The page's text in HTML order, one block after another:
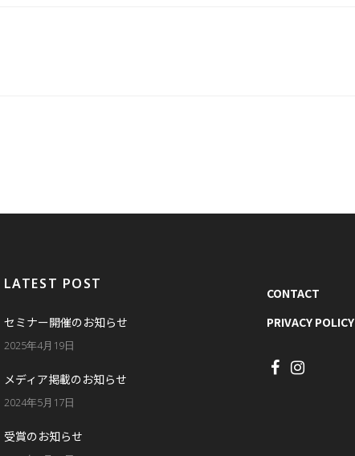
LATEST POST
セミナー開催のお知らせ
2025年4月19日
メディア掲載のお知らせ
2024年5月17日
受賞のお知らせ
CONTACT
PRIVACY POLICY